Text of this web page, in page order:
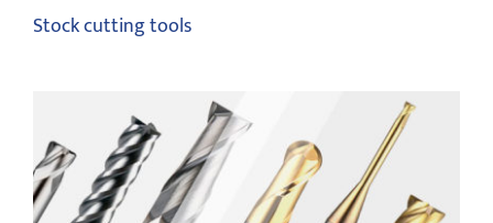
Stock cutting tools
Cutting tools